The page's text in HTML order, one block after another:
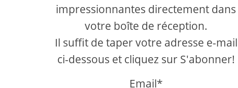
impressionnantes directement dans
votre boîte de réception.
Il suffit de taper votre adresse e-mail
ci-dessous et cliquez sur S'abonner!
Email*